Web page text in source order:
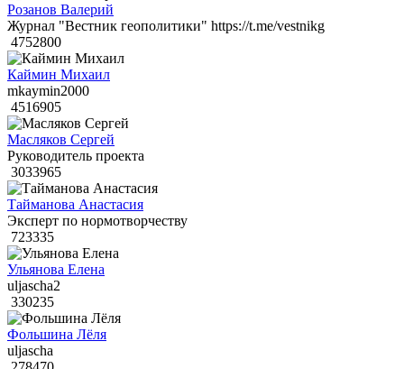
Розанов Валерий
Журнал "Вестник геополитики" https://t.me/vestnikg
4752800
Каймин Михаил
mkaymin2000
4516905
Масляков Сергей
Руководитель проекта
3033965
Тайманова Анастасия
Эксперт по нормотворчеству
723335
Ульянова Елена
uljascha2
330235
Фольшина Лёля
uljascha